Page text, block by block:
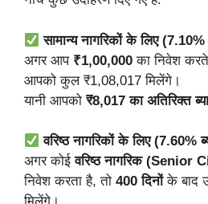
सामान्य नागरिकों के लिए (7.10%
अगर आप ₹1,00,000 का निवेश
आपको कुल ₹1,08,017 मिलेंगे।
यानी आपको ₹8,017 का अतिरिक्त
वरिष्ठ नागरिकों के लिए (7.60%
अगर कोईवरिष्ठ नागरिक (Senior
निवेश करता है, तो 400 दिनोंके बाद